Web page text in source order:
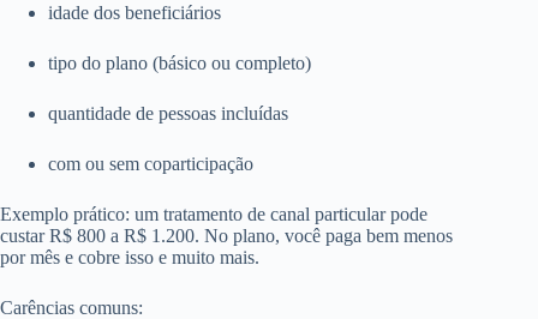
idade dos beneficiários
tipo do plano (básico ou completo)
quantidade de pessoas incluídas
com ou sem coparticipação
Exemplo prático: um tratamento de canal particular pode
custar R$ 800 a R$ 1.200. No plano, você paga bem menos
por mês e cobre isso e muito mais.
Carências comuns: